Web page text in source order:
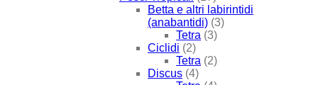
Betta e altri labirintidi
(anabantidi) (3)
Tetra (3)
Ciclidi (2)
Tetra (2)
Discus (4)